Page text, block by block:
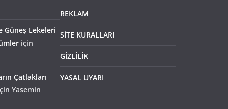
Güneş Lekeleri
için
Çatlakları
Yasemin
REKLAM
SİTE KURALLARI
GİZLİLİK
YASAL UYARI